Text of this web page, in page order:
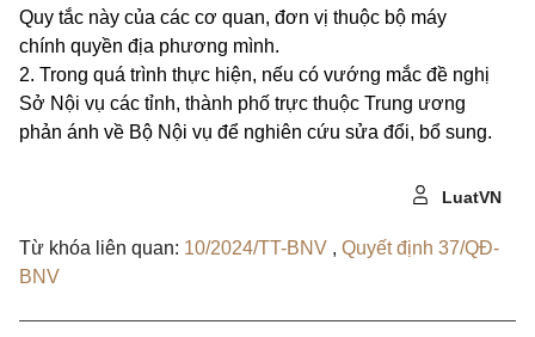
Quy tắc này của các cơ quan, đơn vị thuộc bộ máy
chính quyền địa phương mình.
2. Trong quá trình thực hiện, nếu có vướng mắc đề nghị
Sở Nội vụ các tỉnh, thành phố trực thuộc Trung ương
phản ánh về Bộ Nội vụ để nghiên cứu sửa đổi, bổ sung.
LuatVN
Từ khóa liên quan: 10/2024/TT-BNV , Quyết định 37/QĐ-
BNV